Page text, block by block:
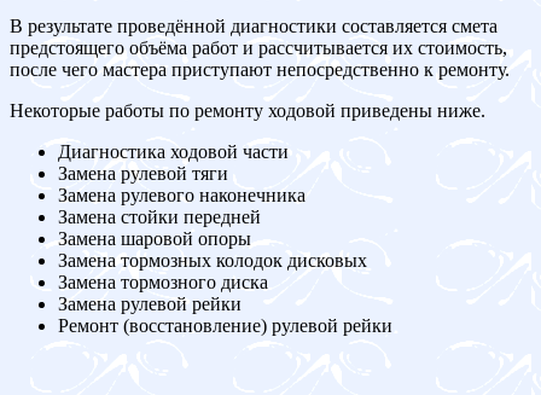
В результате проведённой диагностики составляется смета
предстоящего объёма работ и рассчитывается их стоимость,
после чего мастера приступают непосредственно к ремонту.
Некоторые работы по ремонту ходовой приведены ниже.
Диагностика ходовой части
Замена рулевой тяги
Замена рулевого наконечника
Замена стойки передней
Замена шаровой опоры
Замена тормозных колодок дисковых
Замена тормозного диска
Замена рулевой рейки
Ремонт (восстановление) рулевой рейки